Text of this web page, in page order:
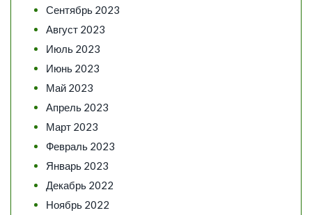
Сентябрь 2023
Август 2023
Июль 2023
Июнь 2023
Май 2023
Апрель 2023
Март 2023
Февраль 2023
Январь 2023
Декабрь 2022
Ноябрь 2022